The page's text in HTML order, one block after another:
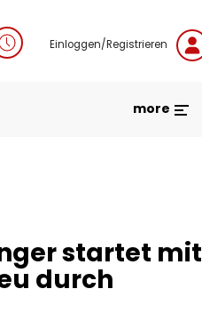
Einloggen/Registrieren
more
startet mit
durch